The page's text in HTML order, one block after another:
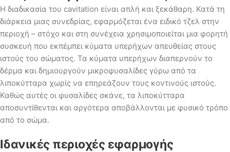
Η διαδικασία του cavitation είναι απλή και ξεκάθαρη. Κατά τη
διάρκεια μιας συνεδρίας, εφαρμόζεται ένα ειδικό τζελ στην
περιοχή – στόχο και στη συνέχεια χρησιμοποιείται μια φορητή
συσκευή που εκπέμπει κύματα υπερήχων απευθείας στους
ιστούς του σώματος. Τα κύματα υπερήχων διαπερνούν το
δέρμα και δημιουργούν μικροφυσαλίδες γύρω από τα
λιποκύτταρα χωρίς να επηρεάζουν τους κοντινούς ιστούς.
Καθώς αυτές οι φυσαλίδες σκάνε, τα λιποκύτταρα
αποσυντίθενται και αργότερα αποβάλλονται με φυσικό τρόπο
από το σώμα.
Ιδανικές περιοχές εφαρμογής